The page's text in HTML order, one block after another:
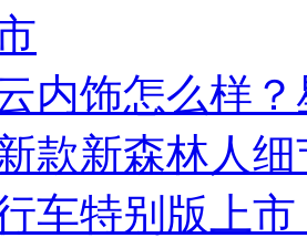
内饰怎么样
款新森林人
车特别版上